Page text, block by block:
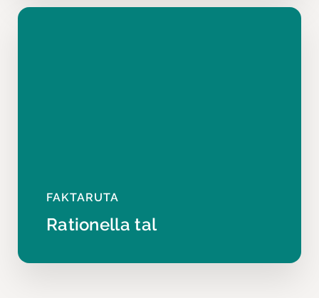
FAKTARUTA
Rationella tal